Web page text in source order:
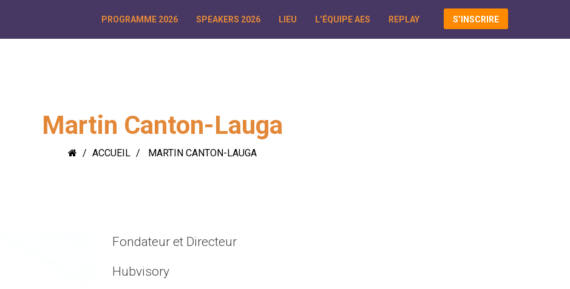
PROGRAMME 2026 SPEAKERS 2026 LIEU L’ÉQUIPE AES REPLAY S’INSCRIRE
Martin Canton-Lauga
ACCUEIL MARTIN CANTON-LAUGA
Fondateur et Directeur
Hubvisory